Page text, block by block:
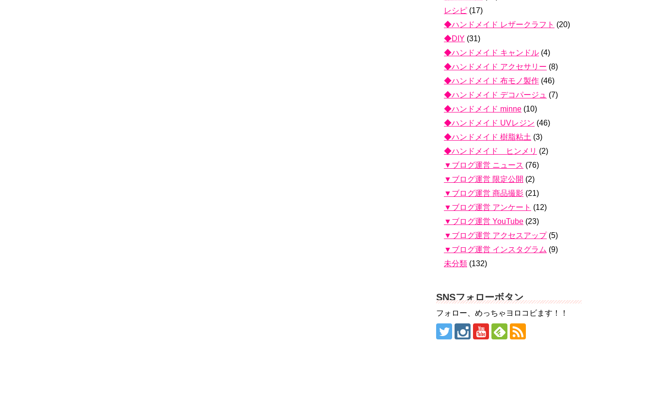
レシピ (17)
◆ハンドメイド レザークラフト (20)
◆DIY (31)
◆ハンドメイド キャンドル (4)
◆ハンドメイド アクセサリー (8)
◆ハンドメイド 布モノ製作 (46)
◆ハンドメイド デコパージュ (7)
◆ハンドメイド minne (10)
◆ハンドメイド UVレジン (46)
◆ハンドメイド 樹脂粘土 (3)
◆ハンドメイド ヒンメリ (2)
▼ブログ運営 ニュース (76)
▼ブログ運営 限定公開 (2)
▼ブログ運営 商品撮影 (21)
▼ブログ運営 アンケート (12)
▼ブログ運営 YouTube (23)
▼ブログ運営 アクセスアップ(5)
▼ブログ運営 インスタグラム (9)
未分類 (132)
SNSフォローボタン
フォロー、めっちゃヨロコビます！！